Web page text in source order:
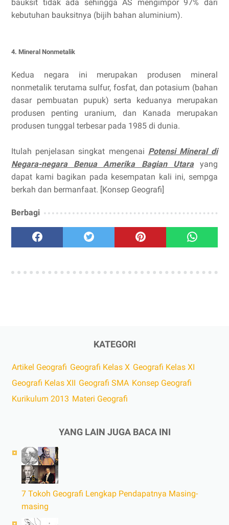
bauksit tidak ada sehingga AS mengimpor 97% dari
kebutuhan bauksitnya (bijih bahan aluminium).
4. Mineral Nonmetalik
Kedua negara ini merupakan produsen mineral
nonmetalik terutama sulfur, fosfat, dan potasium (bahan
dasar pembuatan pupuk) serta keduanya merupakan
produsen penting uranium, dan Kanada merupakan
produsen tunggal terbesar pada 1985 di dunia.
Itulah penjelasan singkat mengenai Potensi Mineral di
Negara-negara Benua Amerika Bagian Utarayang
dapat kami bagikan pada kesempatan kali ini, sempga
berkah dan bermanfaat. [Konsep Geografi]
Berbagi
KATEGORI
Artikel Geografi Geografi Kelas X Geografi Kelas XI
Geografi Kelas XII Geografi SMA Konsep Geografi
Kurikulum 2013 Materi Geografi
YANG LAIN JUGA BACA INI
7 Tokoh Geografi Lengkap Pendapatnya Masing-
masing